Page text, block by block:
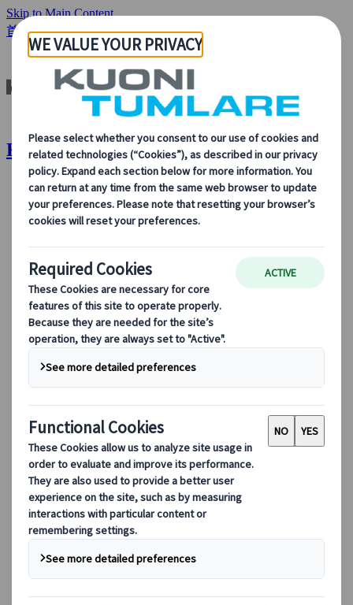
Skip to Main Content
首頁 分析與新聞 追尋極光
Kuoni Tumlare : 追尋極光
關於我們
關於我們
持續發展、創新和最新旅遊技術的承諾。
查看概覽
了解我們更多
我們的領導團隊
可持續發展
DEIB
夥伴行動應用程式
供應商網頁應用程式
代理網頁應用程式
目的地
探索 Kuoni Tumlare 的全球覆蓋範圍，作為您的本地專
家，提供量身定制的行程，滿足您獨特的旅遊需求。
歐洲最受歡迎的目的地